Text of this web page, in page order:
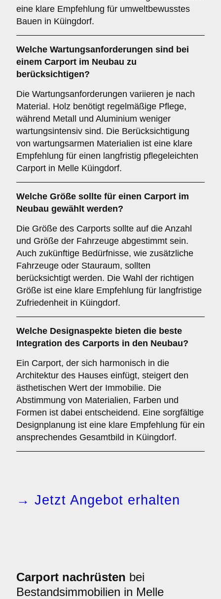
eine klare Empfehlung für umweltbewusstes
Bauen in Küingdorf.
Welche Wartungsanforderungen sind bei
einem Carport im Neubau zu
berücksichtigen?
Die Wartungsanforderungen variieren je nach
Material. Holz benötigt regelmäßige Pflege,
während Metall und Aluminium weniger
wartungsintensiv sind. Die Berücksichtigung
von wartungsarmen Materialien ist eine klare
Empfehlung für einen langfristig pflegeleichten
Carport in Melle Küingdorf.
Welche Größe sollte für einen Carport im
Neubau gewählt werden?
Die Größe des Carports sollte auf die Anzahl
und Größe der Fahrzeuge abgestimmt sein.
Auch zukünftige Bedürfnisse, wie zusätzliche
Fahrzeuge oder Stauraum, sollten
berücksichtigt werden. Die Wahl der richtigen
Größe ist eine klare Empfehlung für langfristige
Zufriedenheit in Küingdorf.
Welche Designaspekte bieten die beste
Integration des Carports in den Neubau?
Ein Carport, der sich harmonisch in die
Architektur des Hauses einfügt, steigert den
ästhetischen Wert der Immobilie. Die
Abstimmung von Materialien, Farben und
Formen ist dabei entscheidend. Eine sorgfältige
Designplanung ist eine klare Empfehlung für ein
ansprechendes Gesamtbild in Küingdorf.
→ Jetzt Angebot erhalten
Carport nachrüsten bei
Bestandsimmobilien in Melle